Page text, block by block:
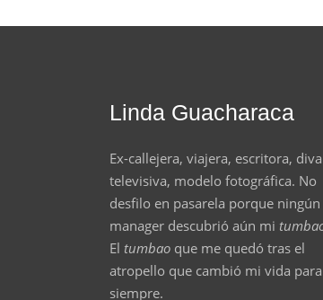
Linda Guacharaca
Ex-callejera, viajera, escritora, diva
televisiva, modelo fotográfica. No
desfilo en pasarela porque ningún
manager descubrió aún mi
El tumbao que me quedó tras el
atropello que cambió mi vida para
siempre.